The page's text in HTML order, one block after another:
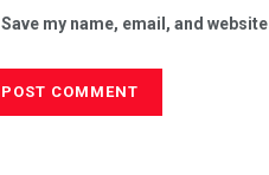
Save my name, email, and